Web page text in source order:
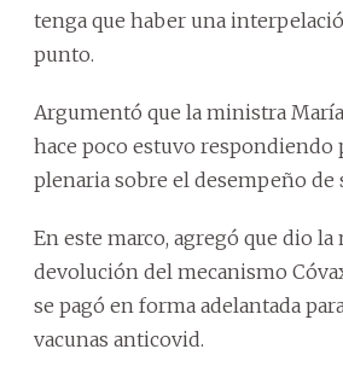
tenga que haber una
punto.
Argumentó que la ministra
hace poco estuvo respondiendo
plenaria sobre el desempeño de
En este marco, agregó que dio la
devolución del mecanismo
se pagó en forma adelantada
vacunas anticovid.